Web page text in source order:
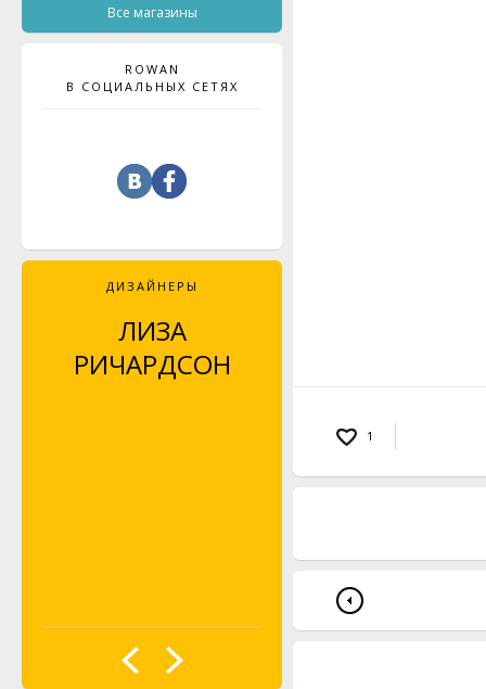
Все магазины
ROWAN
В СОЦИАЛЬНЫХ СЕТЯХ
ДИЗАЙНЕРЫ
ЛИЗА
РИЧАРДСОН
1